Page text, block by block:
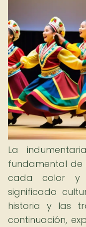
La
fundamental de
cada color y
significado
historia y las
continuación,